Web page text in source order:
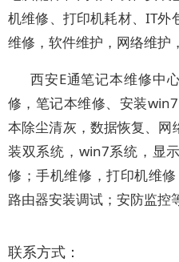
机维修、打印机耗材、IT外
维修，软件维护，网络维护
西安E通笔记本维修中
修，笔记本维修、安装
本除尘清灰，数据恢复、网
装双系统，win7系统，显
修；手机维修，打印机维
路由器安装调试；安防监控
联系方式：